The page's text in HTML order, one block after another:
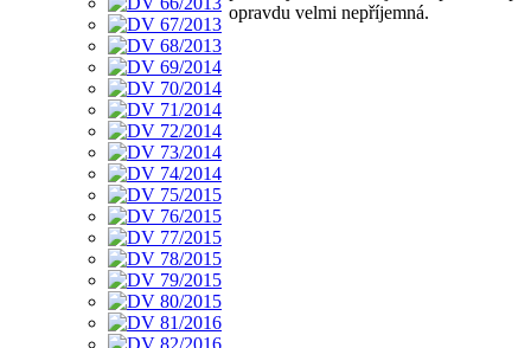
opravdu velmi nepříjemná.